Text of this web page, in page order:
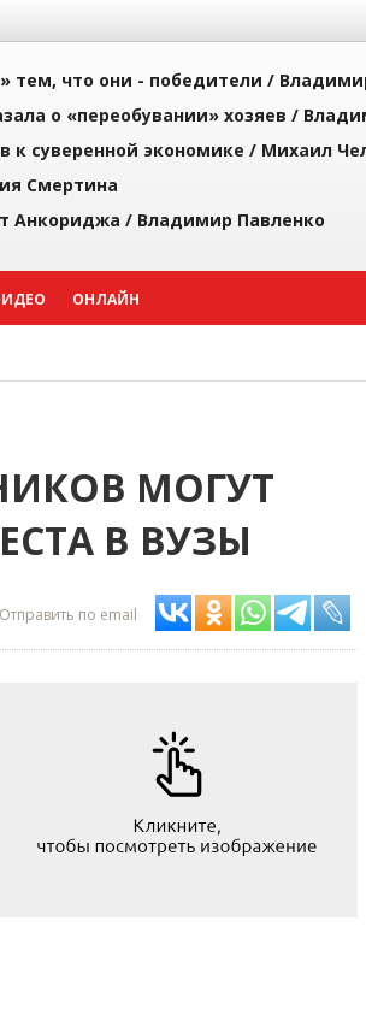
тем, что они - победители /
о «переобувании» хозяев /
к суверенной экономике / Михаил
Смертина
Анкориджа / Владимир Павленко
ОНЛАЙН
МОГУТ
В ВУЗЫ
Отправить по email